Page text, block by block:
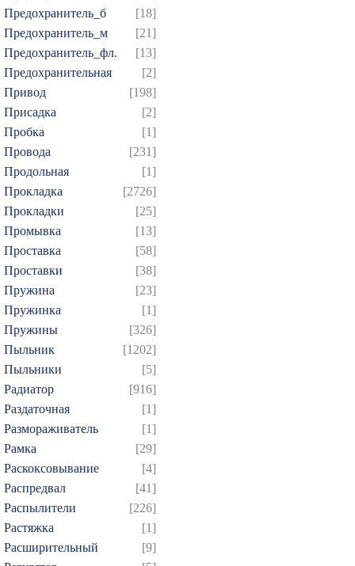
Предохранитель_б
[18]
Предохранитель_м
[21]
Предохранитель_фл.
[13]
Предохранительная
[2]
Привод
[198]
Присадка
[2]
Пробка
[1]
Провода
[231]
Продольная
[1]
Прокладка
[2726]
Прокладки
[25]
Промывка
[13]
Проставка
[58]
Проставки
[38]
Пружина
[23]
Пружинка
[1]
Пружины
[326]
Пыльник
[1202]
Пыльники
[5]
Радиатор
[916]
Раздаточная
[1]
Размораживатель
[1]
Рамка
[29]
Раскоксовывание
[4]
Распредвал
[41]
Распылители
[226]
Растяжка
[1]
Расширительный
[9]